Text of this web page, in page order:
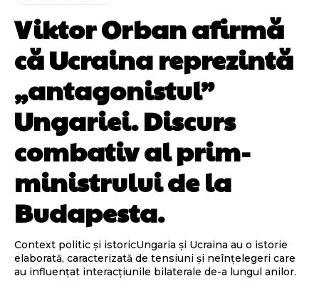
Viktor Orban afirmă
că Ucraina reprezintă
„antagonistul”
Ungariei. Discurs
combativ al prim-
ministrului de la
Budapesta.
Context politic și istoricUngaria și Ucraina au o istorie
elaborată, caracterizată de tensiuni și neînțelegeri care
au influențat interacțiunile bilaterale de-a lungul anilor.